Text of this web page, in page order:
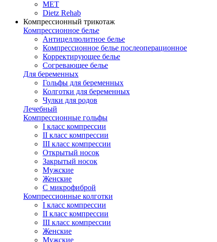
МЕТ
Dietz Rehab
Компрессионный трикотаж
Компрессионное белье
Антицеллюлитное белье
Компрессионное белье послеоперационное
Корректирующее белье
Согревающее белье
Для беременных
Гольфы для беременных
Колготки для беременных
Чулки для родов
Лечебный
Компрессионные гольфы
I класс компрессии
II класс компрессии
III класс компрессии
Открытый носок
Закрытый носок
Мужские
Женские
С микрофиброй
Компрессионные колготки
I класс компрессии
II класс компрессии
III класс компрессии
Женские
Мужские